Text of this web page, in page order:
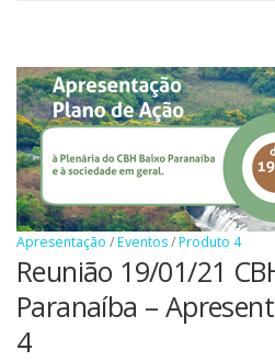
Apresentação /Eventos/Produto 4
Reunião 19/01/21
Paranaíba –
4